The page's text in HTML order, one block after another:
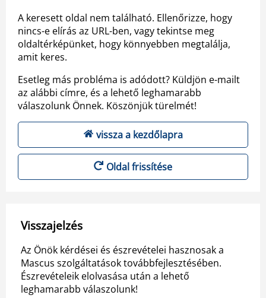
A keresett oldal nem található. Ellenőrizze, hogy
nincs-e elírás az URL-ben, vagy tekintse meg
oldaltérképünket, hogy könnyebben megtalálja,
amit keres.
Esetleg más probléma is adódott? Küldjön e-mailt
az alábbi címre, és a lehető leghamarabb
válaszolunk Önnek. Köszönjük türelmét!
vissza a kezdőlapra
Oldal frissítése
Visszajelzés
Az Önök kérdései és észrevételei hasznosak a
Mascus szolgáltatások továbbfejlesztésében.
Észrevételeik elolvasása után a lehető
leghamarabb válaszolunk!